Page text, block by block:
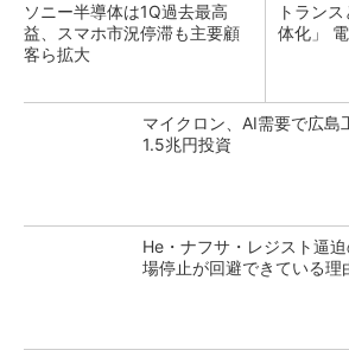
ソニー半導体は1Q過去最高
益、スマホ市況停滞も主要顧
客ら拡大
トラン
体化」
マイクロン、AI需要で広
1.5兆円投資
He・ナフサ・レジスト逼
場停止が回避できている理